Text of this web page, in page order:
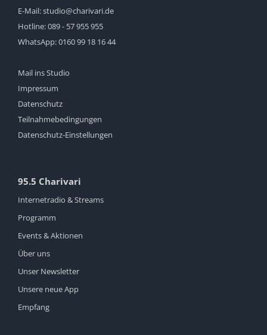
E-Mail:studio@charivari.de
Hotline:089 - 57 955 955
WhatsApp:0160 99 18 16 44
Mail ins Studio
Impressum
Datenschutz
Teilnahmebedingungen
Datenschutz-Einstellungen
95.5 Charivari
Internetradio & Streams
Programm
Events & Aktionen
Über uns
Unser Newsletter
Unsere neue App
Empfang